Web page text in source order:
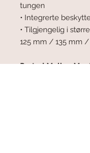
tungen
• Integrerte
• Tilgjengelig i
125 mm / 135 mm /
Ported Mullen